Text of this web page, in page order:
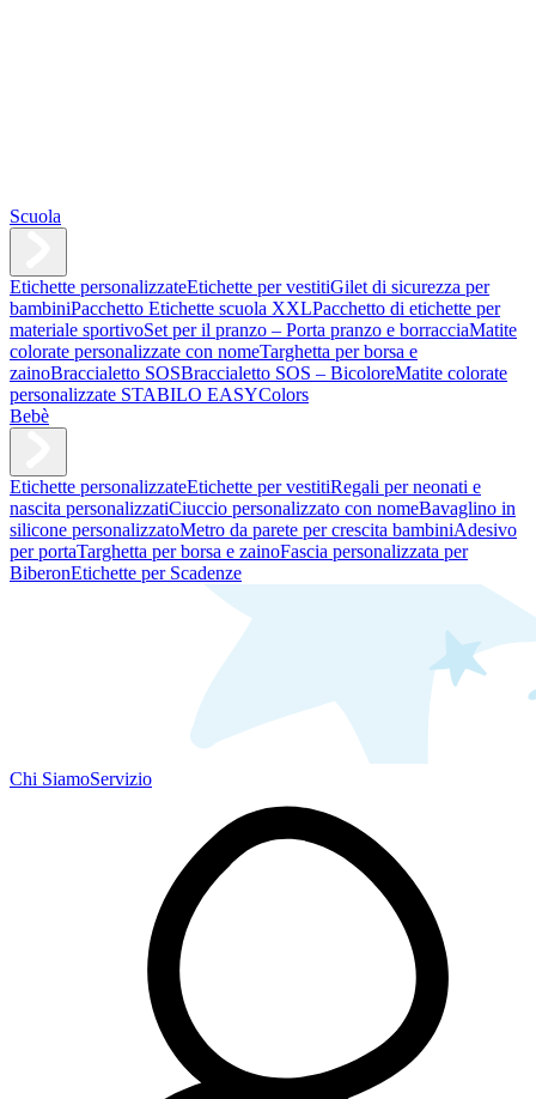
Scuola
Etichette personalizzateEtichette per vestitiGilet di sicurezza per
bambiniPacchetto Etichette scuola XXLPacchetto di etichette per
materiale sportivoSet per il pranzo – Porta pranzo e borracciaMatite
colorate personalizzate con nomeTarghetta per borsa e
zainoBraccialetto SOSBraccialetto SOS – BicoloreMatite colorate
personalizzate STABILO EASYColors
Bebè
Etichette personalizzateEtichette per vestitiRegali per neonati e
nascita personalizzatiCiuccio personalizzato con nomeBavaglino in
silicone personalizzatoMetro da parete per crescita bambiniAdesivo
per portaTarghetta per borsa e zainoFascia personalizzata per
BiberonEtichette per Scadenze
Chi SiamoServizio